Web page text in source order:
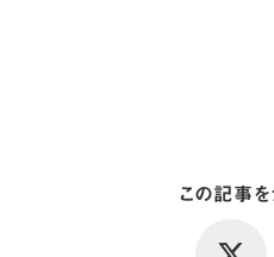
この記事